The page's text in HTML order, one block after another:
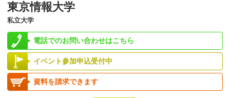
東京情報大学
私立大学
電話でのお問い合わせはこちら
イベント参加申込受付中
資料を請求できます